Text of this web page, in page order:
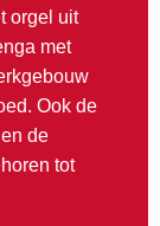
orgel uit
met
Ook de
de
tot